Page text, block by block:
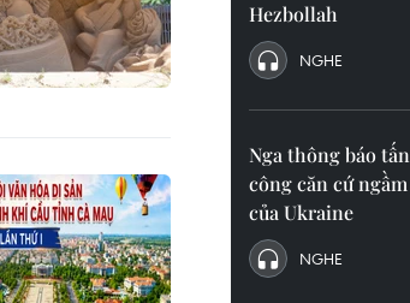
Hezbollah
NGHE
Nga thông báo tấn
công căn cứ ngầm
của Ukraine
NGHE